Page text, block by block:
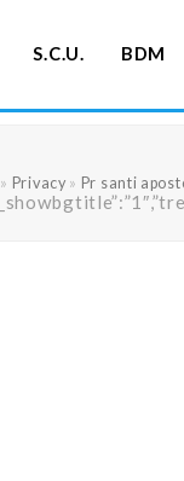
S.C.U. BDM
» Privacy » Pr santi